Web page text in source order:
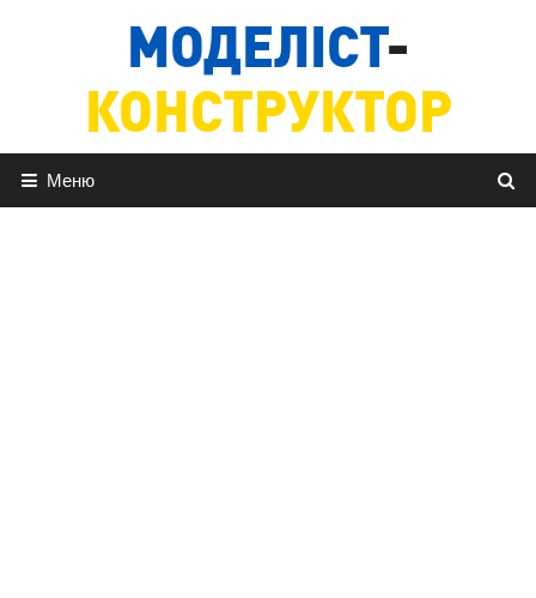
МОДЕЛІСТ-
КОНСТРУКТОР
Меню